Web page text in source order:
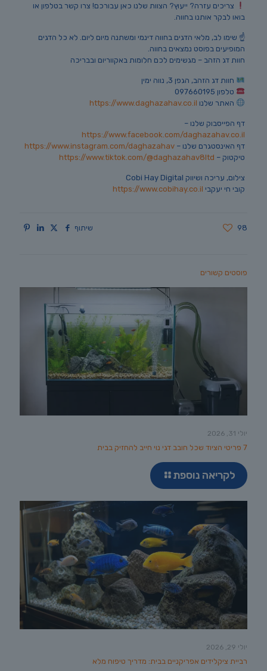
צריכים עזרה? ייעוץ? הצוות שלנו כאן עבורכם! צרו קשר בטלפון או
בואו לבקר אותנו בחווה.
☝️ שימו לב, מלאי הדגים בחווה דינמי ומשתנה מיום ליום. לא כל הדגים
המופיעים בפוסט נמצאים בחווה.
חוות דג הזהב – מגשימים לכם חלומות באקווריום ובבריכה
חוות דג הזהב, הגפן 3, נווה ימין
טלפון 097660195
האתר שלנו https://www.daghazahav.co.il
דף הפייסבוק שלנו –
https://www.facebook.com/daghazahav.co.il
דף האינסטגרם שלנו – https://www.instagram.com/daghazahav
טיקטוק – https://www.tiktok.com/@daghazahav8ltd
צילום, עריכה ושיווק Cobi Hay Digital
קובי חי יעקבי https://www.cobihay.co.il
שיתוף 98
פוסטים קשורים
יולי 31, 2026
7 פריטי הציוד שכל חובב דגי נוי חייב להחזיק בבית
לקריאה נוספת
יולי 29, 2026
רביית ציקלידים אפריקניים בבית: מדריך טיפוח מלא